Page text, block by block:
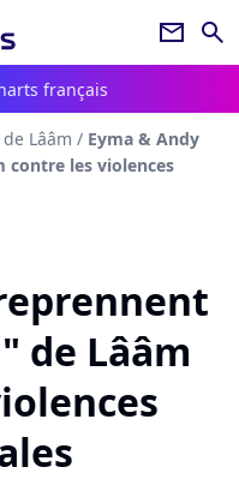
newsletter search
français
Lââm / Eyma & Andy
contre les violences
de Lââm